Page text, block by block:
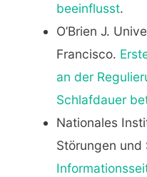
beeinflusst.
O’Brien J.
Francisco.
an der
Schlafdauer
Nationales
Störungen und